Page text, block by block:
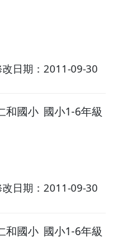
改日期：2011-09-30
和國小 國小1-6年級
改日期：2011-09-30
和國小 國小1-6年級